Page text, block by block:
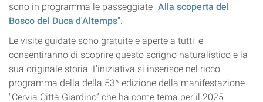
sono in programma le passeggiate "Alla scoperta del
Bosco del Duca d'Altemps".
Le visite guidate sono gratuite e aperte a tutti, e
consentiranno di scoprire questo scrigno naturalistico e la
sua originale storia. L’iniziativa si inserisce nel ricco
programma della della 53^ edizione della manifestazione
"Cervia Città Giardino” che ha come tema per il 2025